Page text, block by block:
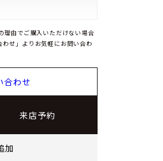
理由でご購入いただけない場合
せ」よりお気軽にお問い合わ
合わせ
来店予約
加